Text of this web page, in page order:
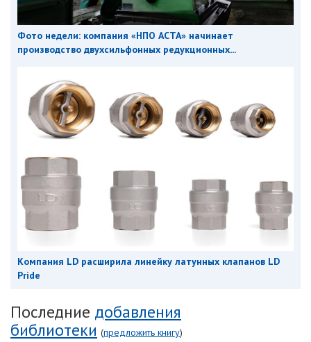
Фото недели: компания «НПО АСТА» начинает
производство двухсильфонных редукционных...
Компания LD расширила линейку латунных клапанов LD
Pride
Последние добавления
библиотеки (предложить книгу)